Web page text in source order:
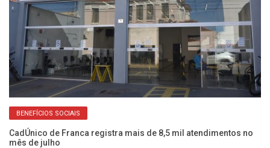
BENEFÍCIOS SOCIAIS
CadÚnico de Franca registra mais de 8,5 mil atendimentos no
mês de julho